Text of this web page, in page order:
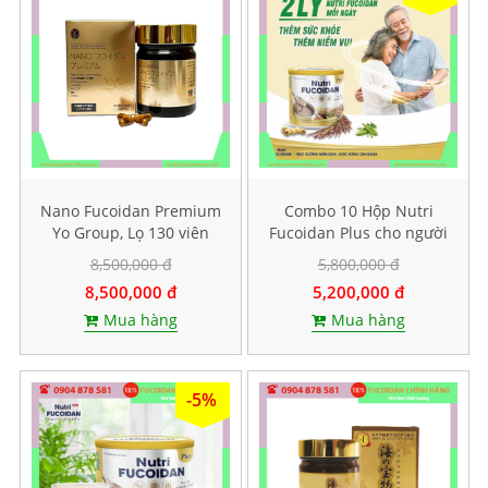
Nano Fucoidan Premium
Yo Group, Lọ 130 viên
8,500,000 đ
8,500,000 đ
Mua hàng
Combo 10 Hộp Nutri
Fucoidan Plus cho người
ăn kiêng, Mỗi hộp 500g
5,800,000 đ
5,200,000 đ
Mua hàng
-5%